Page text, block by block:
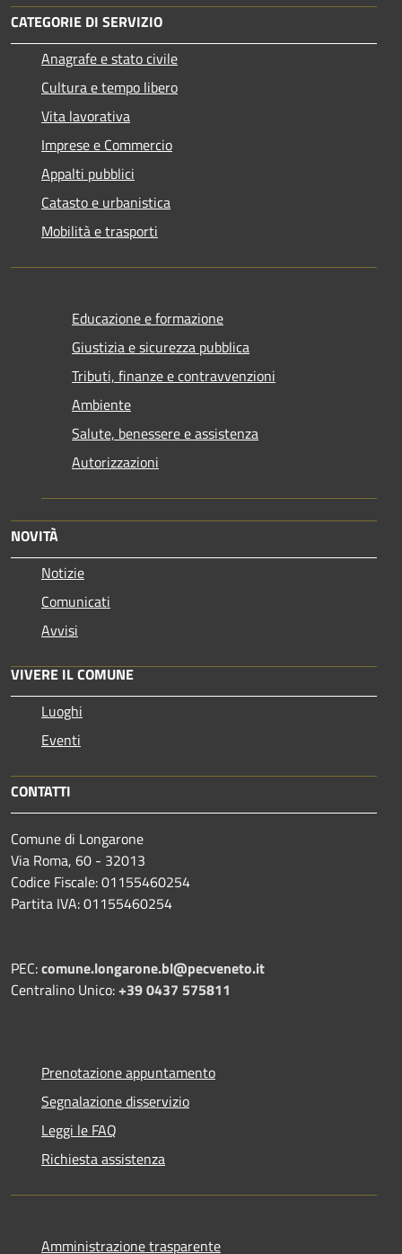
CATEGORIE DI SERVIZIO
Anagrafe e stato civile
Cultura e tempo libero
Vita lavorativa
Imprese e Commercio
Appalti pubblici
Catasto e urbanistica
Mobilità e trasporti
Educazione e formazione
Giustizia e sicurezza pubblica
Tributi, finanze e contravvenzioni
Ambiente
Salute, benessere e assistenza
Autorizzazioni
NOVITÀ
Notizie
Comunicati
Avvisi
VIVERE IL COMUNE
Luoghi
Eventi
CONTATTI
Comune di Longarone
Via Roma, 60 - 32013
Codice Fiscale: 01155460254
Partita IVA: 01155460254
PEC:comune.longarone.bl@pecveneto.it
Centralino Unico:+39 0437 575811
Prenotazione appuntamento
Segnalazione disservizio
Leggi le FAQ
Richiesta assistenza
Amministrazione trasparente